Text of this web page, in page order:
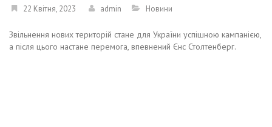
22 Квітня, 2023 admin Новини
Звільнення нових територій стане для України успішною кампанією,
а після цього настане перемога, впевнений Єнс Столтенберг.